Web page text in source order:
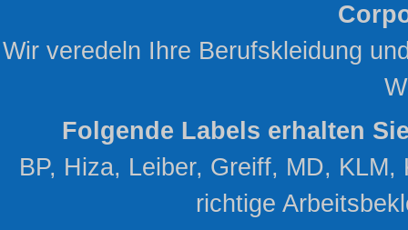
Wir veredeln Ihre Berufskleidung
Folgende Labels erhalten
BP, Hiza, Leiber, Greiff, MD,
richtige